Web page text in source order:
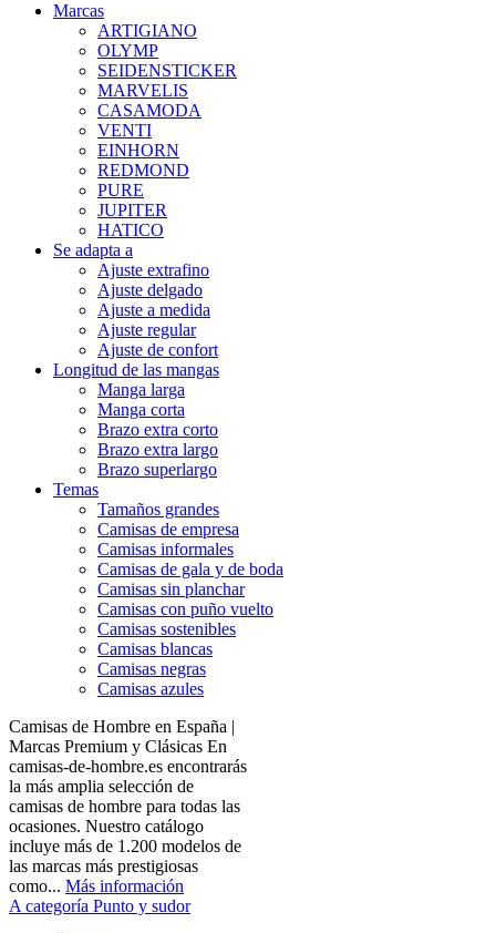
Marcas
ARTIGIANO
OLYMP
SEIDENSTICKER
MARVELIS
CASAMODA
VENTI
EINHORN
REDMOND
PURE
JUPITER
HATICO
Se adapta a
Ajuste extrafino
Ajuste delgado
Ajuste a medida
Ajuste regular
Ajuste de confort
Longitud de las mangas
Manga larga
Manga corta
Brazo extra corto
Brazo extra largo
Brazo superlargo
Temas
Tamaños grandes
Camisas de empresa
Camisas informales
Camisas de gala y de boda
Camisas sin planchar
Camisas con puño vuelto
Camisas sostenibles
Camisas blancas
Camisas negras
Camisas azules
Camisas de Hombre en España |
Marcas Premium y Clásicas En
camisas-de-hombre.es encontrarás
la más amplia selección de
camisas de hombre para todas las
ocasiones. Nuestro catálogo
incluye más de 1.200 modelos de
las marcas más prestigiosas
como... Más información
A categoría Punto y sudor